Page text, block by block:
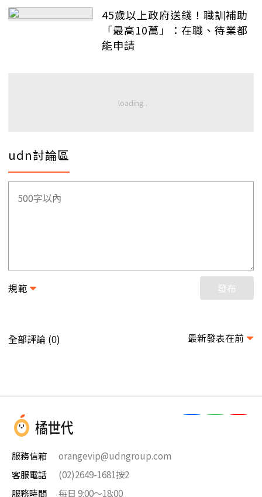
45歲以上政府送錢！職訓補助
「最高10萬」：在職、待業都
能申請
udn討論區
規範 發布
全部評論 (0) 最新發表在前
服務信箱
orangevip@udngroup.com
客服電話
(02)2649-1681按2
服務時間
每日 9:00～18:00